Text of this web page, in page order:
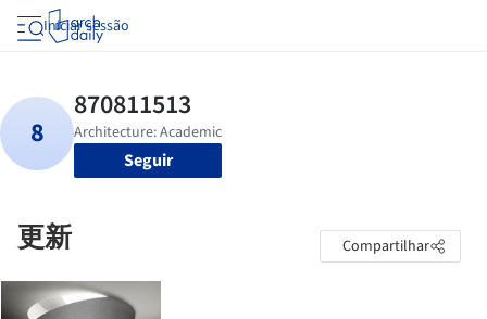
Iniciar sessão
Seguir
更新 Compartilhar